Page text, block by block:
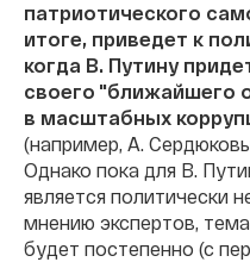
патриотического
итоге, приведет к
когда В. Путину
своего "ближайшего
в масштабных
(например, А.
Однако пока для В.
является политически
мнению экспертов,
будет постепенно (с